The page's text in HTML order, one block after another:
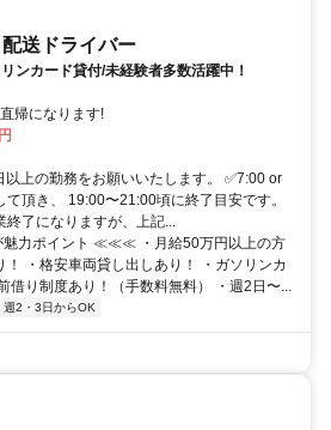
送ドライバー
ンカード貸付/未経験者多数活躍中！
直行直帰になります!
以上の勤務をお願いいたします。 ✅7:00 or
頂き、 19:00〜21:00頃に終了目安です。
了になりますが、上記...
力ポイント ≪≪≪ ・月給50万円以上の方
！ ・格安車両貸し出しあり！ ・ガソリンカ
借り制度あり！（手数料無料） ・週2日〜...
週2・3日からOK